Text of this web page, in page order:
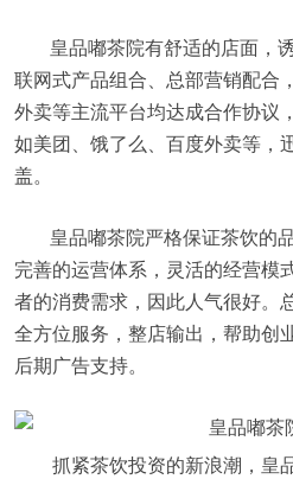
皇品嘟茶院有舒适的店面，
联网式产品组合、总部营销配合
外卖等主流平台均达成合作协议
如美团、饿了么、百度外卖等，
盖。
皇品嘟茶院严格保证茶饮的
完善的运营体系，灵活的经营模
者的消费需求，因此人气很好。
全方位服务，整店输出，帮助创
后期广告支持。
抓紧茶饮投资的新浪潮，皇